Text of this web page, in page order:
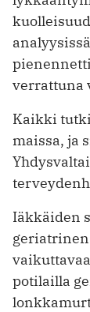
verrattuna
Kaikki
maissa, ja
Iäkkäiden
potilailla